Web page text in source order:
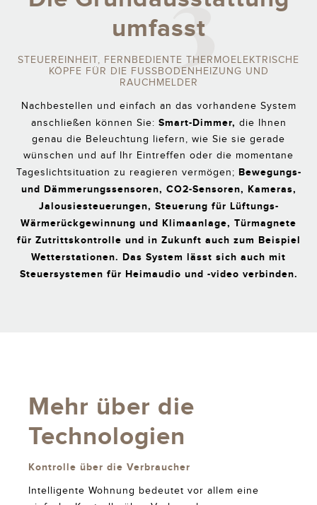
umfasst
STEUEREINHEIT, FERNBEDIENTE THERMOELEKTRISCHE
KÖPFE FÜR DIE FUSSBODENHEIZUNG UND R
AUCHMELDER
Nachbestellen und einfach an das vorhandene System
anschließen können Sie: Smart-Dimmer, die Ihnen
genau die Beleuchtung liefern, wie Sie sie gerade
wünschen und auf Ihr Eintreffen oder die momentane
Tageslichtsituation zu reagieren vermögen; Bewegungs-
und Dämmerungssensoren, CO2-Sensoren, Kameras,
Jalousiesteuerungen, Steuerung für Lüftungs-
Wärmerückgewinnung und Klimaanlage, Türmagnete
für Zutrittskontrolle und in Zukunft auch zum Beispiel
Wetterstationen. Das System lässt sich auch mit
Steuersystemen für Heimaudio und -video verbinden.
Mehr über die
Technologien
Kontrolle über die Verbraucher
Intelligente Wohnung bedeutet vor allem eine